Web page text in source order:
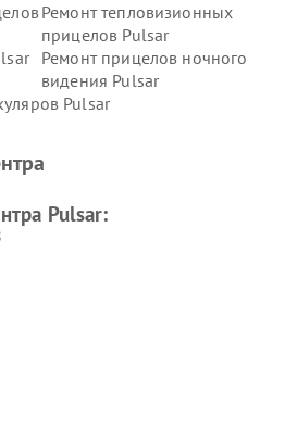
Ремонт тепловизионных
прицелов Pulsar
Ремонт прицелов ночного
видения Pulsar
Pulsar
Pulsar: